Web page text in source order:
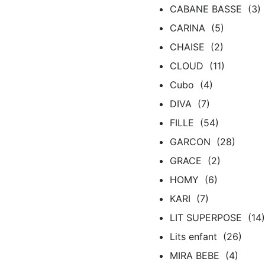
CABANE BASSE (3)
CARINA (5)
CHAISE (2)
CLOUD (11)
Cubo (4)
DIVA (7)
FILLE (54)
GARCON (28)
GRACE (2)
HOMY (6)
KARI (7)
LIT SUPERPOSE (14)
Lits enfant (26)
MIRA BEBE (4)